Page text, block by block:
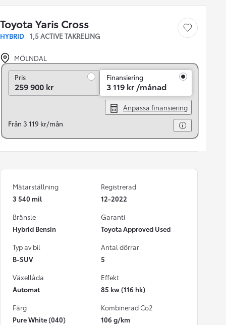
Toyota Yaris Cross
HYBRID 1,5 ACTIVE TAKRELING
Save car
MÖLNDAL
Pris
259 900 kr
Finansiering
3 119 kr /månad
Anpassa finansiering
Från 3 119 kr/mån
Mätarställning
3 540 mil
Registrerad
12-2022
Bränsle
Hybrid Bensin
Garanti
Toyota Approved Used
Typ av bil
B-SUV
Antal dörrar
5
Växellåda
Automat
Effekt
85 kw (116 hk)
Färg
Pure White (040)
Kombinerad Co2
106 g/km